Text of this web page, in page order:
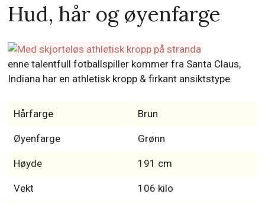
Hud, hår og øyenfarge
enne talentfull fotballspiller kommer fra Santa Claus,
Indiana har en athletisk kropp & firkant ansiktstype.
Hårfarge Brun
Øyenfarge Grønn
Høyde 191 cm
Vekt 106 kilo